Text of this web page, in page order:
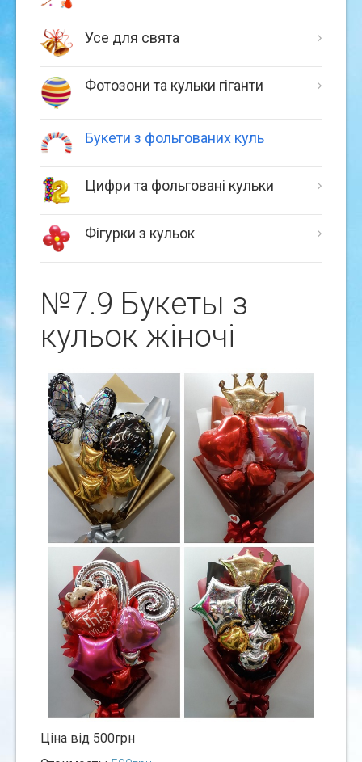
Усе для свята
Фотозони та кульки гіганти
Букети з фольгованих куль
Цифри та фольговані кульки
Фігурки з кульок
№7.9 Букеты з
кульок жіночі
Ціна від 500грн